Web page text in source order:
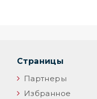
Страницы
Партнеры
Избранное